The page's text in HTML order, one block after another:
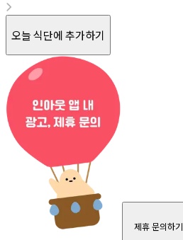
오늘 식단에 추가하기
제휴 문의하기